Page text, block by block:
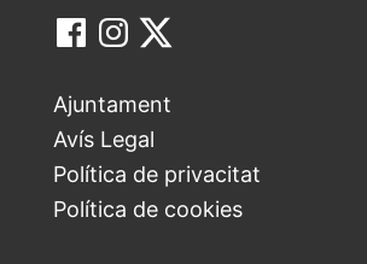
Ajuntament
Avís Legal
Política de privacitat
Política de cookies